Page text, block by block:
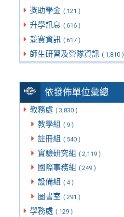
獎助學金 ( 121 )
升學訊息 ( 616 )
競賽資訊 ( 617 )
師生研習及營隊資訊 ( 1,810 )
依發佈單位彙總
教務處 ( 3,830 )
教學組 ( 9 )
註冊組 ( 540 )
實驗研究組 ( 2,119 )
國際事務組 ( 249 )
設備組 ( 4 )
圖書室 ( 291 )
學務處 ( 129 )